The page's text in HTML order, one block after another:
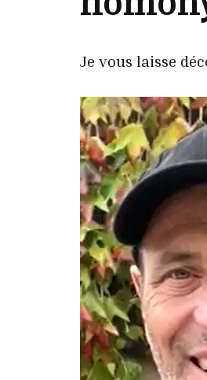
Je vous laisse